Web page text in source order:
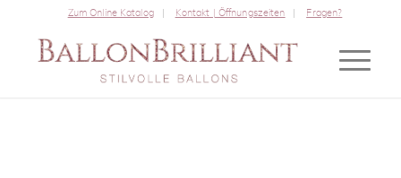
Zum Online Katalog Kontakt | Öffnungszeiten Fragen?